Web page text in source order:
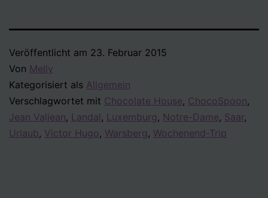
Veröffentlicht am 23. Februar 2015
Von Melly
Kategorisiert als Allgemein
Verschlagwortet mit Chocolate House, ChocoSpoon,
Jean Valjean, Landal, Luxemburg, Notre-Dame, Saar,
Urlaub, Victor Hugo, Warsberg, Wochenend-Trip